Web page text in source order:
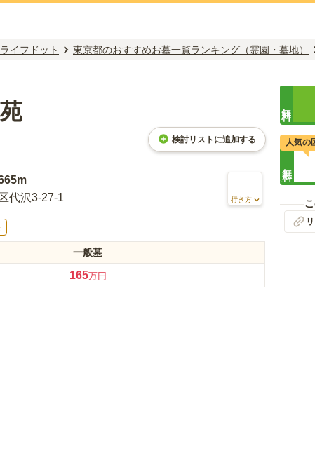
イフドット 東京都のおすすめお墓一覧ランキング（霊園・墓地）
検討リストに追加する
代沢3-27-1
行き方
一般墓
165万円
人気の